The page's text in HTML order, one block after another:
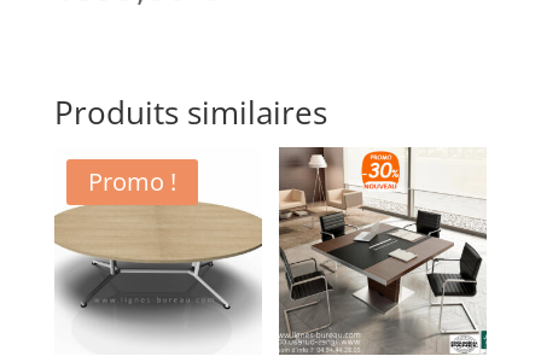
Produits similaires
Promo !